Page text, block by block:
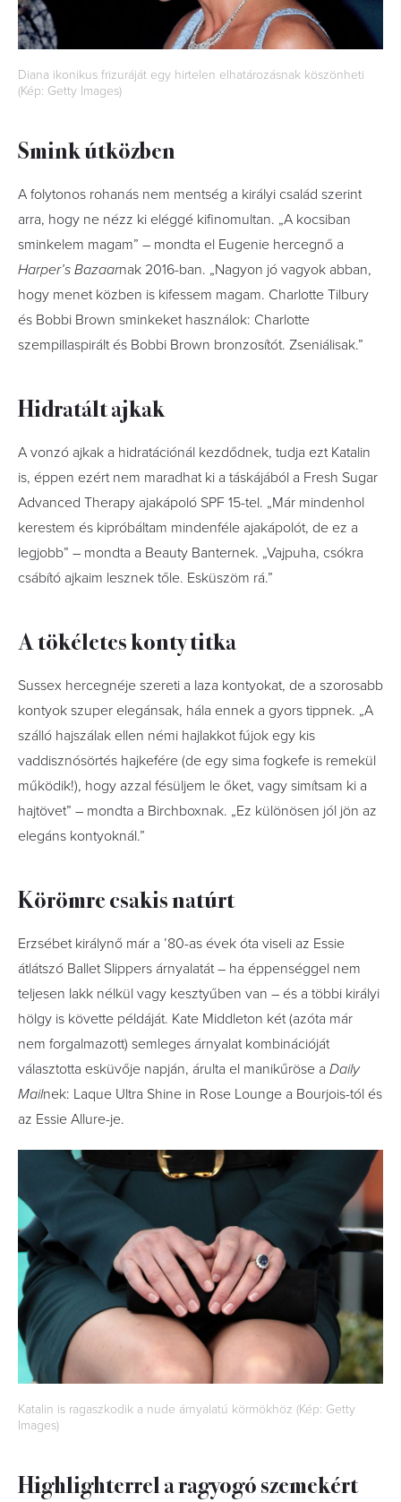
Diana ikonikus frizuráját egy hirtelen elhatározásnak köszönheti
(Kép: Getty Images)
Smink útközben
A folytonos rohanás nem mentség a királyi család szerint
arra, hogy ne nézz ki eléggé kifinomultan. „A kocsiban
sminkelem magam” – mondta el Eugenie hercegnő a
Harper’s Bazaarnak 2016-ban. „Nagyon jó vagyok abban,
hogy menet közben is kifessem magam. Charlotte Tilbury
és Bobbi Brown sminkeket használok: Charlotte
szempillaspirált és Bobbi Brown bronzosítót. Zseniálisak.”
Hidratált ajkak
A vonzó ajkak a hidratációnál kezdődnek, tudja ezt Katalin
is, éppen ezért nem maradhat ki a táskájából a Fresh Sugar
Advanced Therapy ajakápoló SPF 15-tel. „Már mindenhol
kerestem és kipróbáltam mindenféle ajakápolót, de ez a
legjobb” – mondta a Beauty Banternek. „Vajpuha, csókra
csábító ajkaim lesznek tőle. Esküszöm rá.”
A tökéletes konty titka
Sussex hercegnéje szereti a laza kontyokat, de a szorosabb
kontyok szuper elegánsak, hála ennek a gyors tippnek. „A
szálló hajszálak ellen némi hajlakkot fújok egy kis
vaddisznósörtés hajkefére (de egy sima fogkefe is remekül
működik!), hogy azzal fésüljem le őket, vagy simítsam ki a
hajtövet” – mondta a Birchboxnak. „Ez különösen jól jön az
elegáns kontyoknál.”
Körömre csakis natúrt
Erzsébet királynő már a ’80-as évek óta viseli az Essie
átlátszó Ballet Slippers árnyalatát – ha éppenséggel nem
teljesen lakk nélkül vagy kesztyűben van – és a többi királyi
hölgy is követte példáját. Kate Middleton két (azóta már
nem forgalmazott) semleges árnyalat kombinációját
választotta esküvője napján, árulta el manikűröse a Daily
Mailnek: Laque Ultra Shine in Rose Lounge a Bourjois-tól és
az Essie Allure-je.
Katalin is ragaszkodik a nude árnyalatú körmökhöz (Kép: Getty
Images)
Highlighterrel a ragyogó szemekért